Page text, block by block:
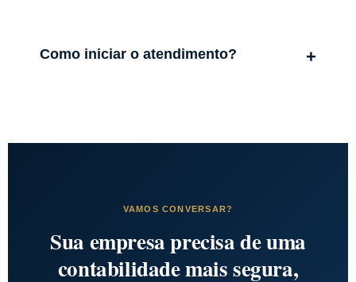
Como iniciar o atendimento?
VAMOS CONVERSAR?
Sua empresa precisa de uma
contabilidade mais segura,